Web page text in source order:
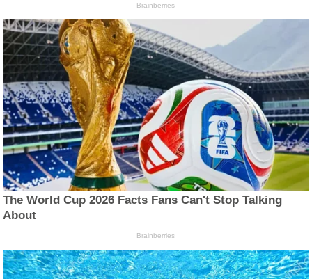
Brainberries
The World Cup 2026 Facts Fans Can't Stop Talking
About
Brainberries